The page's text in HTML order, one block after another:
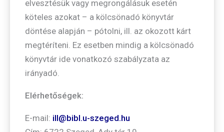
elvesztésük vagy megrongálásuk esetén
köteles azokat – a kölcsönadó könyvtár
döntése alapján – pótolni, ill. az okozott kárt
megtéríteni. Ez esetben mindig a kölcsönadó
könyvtár ide vonatkozó szabályzata az
irányadó.
Elérhetőségek:
E-mail: ill@bibl.u-szeged.hu